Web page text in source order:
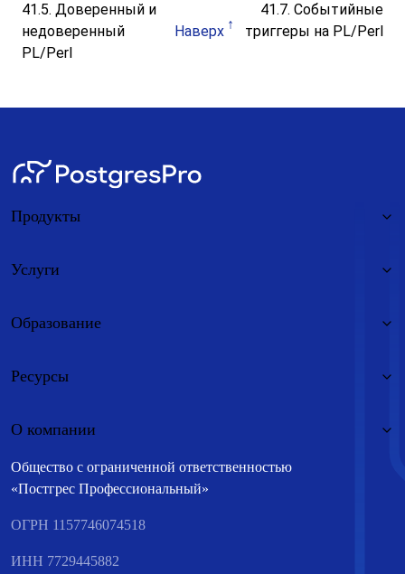
41.5. Доверенный и
недоверенный
PL/Perl
Наверх
41.7. Событийные
триггеры на PL/Perl
Общество с ограниченной ответственностью
«Постгрес Профессиональный»
ОГРН 1157746074518
ИНН 7729445882
Продукты
Услуги
Образование
Ресурсы
О компании